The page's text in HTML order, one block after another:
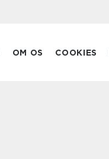
OM OS COOKIES